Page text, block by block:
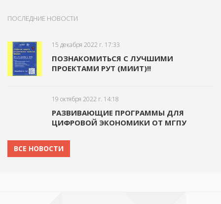
ПОСЛЕДНИЕ НОВОСТИ
15 декабря 2022 г. 17:33
ПОЗНАКОМИТЬСЯ С ЛУЧШИМИ
ПРОЕКТАМИ РУТ (МИИТ)!!
19 октября 2022 г. 14:18
РАЗВИВАЮЩИЕ ПРОГРАММЫ ДЛЯ
ЦИФРОВОЙ ЭКОНОМИКИ ОТ МГПУ
ВСЕ НОВОСТИ